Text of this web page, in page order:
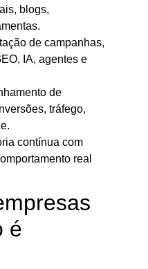
blogs,
de campanhas,
IA, agentes e
de
tráfego,
contínua com
real
é